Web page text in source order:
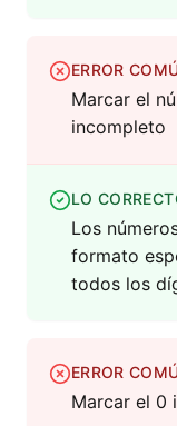
ERROR
Marcar el
incompleto
LO
Los
formato
todos los
ERROR
Marcar el 0